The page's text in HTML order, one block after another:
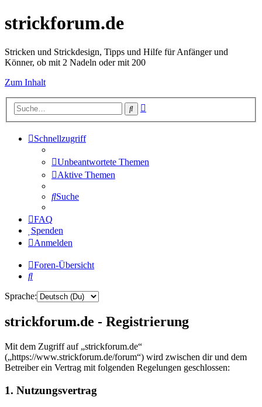
strickforum.de
Stricken und Strickdesign, Tipps und Hilfe für Anfänger und
Könner, ob mit 2 Nadeln oder mit 200
Zum Inhalt
Suche
Schnellzugriff
Unbeantwortete Themen
Aktive Themen
Suche
FAQ
Spenden
Anmelden
Foren-Übersicht
Suche
Sprache:
strickforum.de - Registrierung
Mit dem Zugriff auf „strickforum.de“
(„https://www.strickforum.de/forum“) wird zwischen dir und dem
Betreiber ein Vertrag mit folgenden Regelungen geschlossen:
1. Nutzungsvertrag